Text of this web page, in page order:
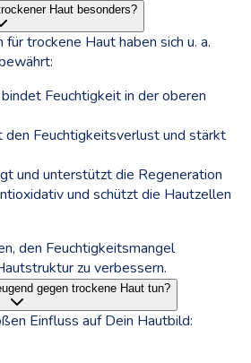
Haut besonders?
trockene Haut haben sich u. a.
Feuchtigkeit in der oberen
den Feuchtigkeitsverlust und stärkt
und unterstützt die Regeneration
und schützt die Hautzellen
den Feuchtigkeitsmangel
zu verbessern.
gegen trockene Haut tun?
Einfluss auf Dein Hautbild: